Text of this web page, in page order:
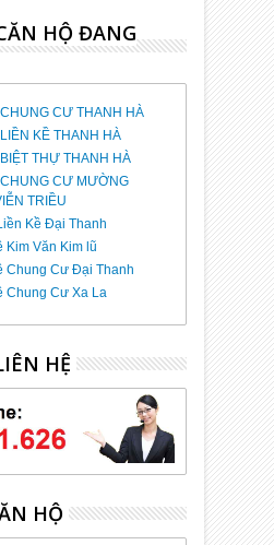
HỘ ĐANG
CƯ THANH HÀ
KỀ THANH HÀ
THỰ THANH HÀ
CƯ MƯỜNG
TRIỀU
Kề Đại Thanh
Kim Văn Kim lũ
Chung Cư Đại Thanh
Chung Cư Xa La
HỆ
HỘ